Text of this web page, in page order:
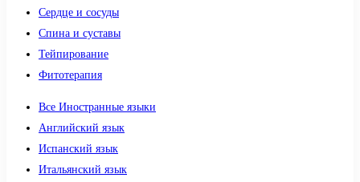
Сердце и сосуды
Спина и суставы
Тейпирование
Фитотерапия
Все Иностранные языки
Английский язык
Испанский язык
Итальянский язык